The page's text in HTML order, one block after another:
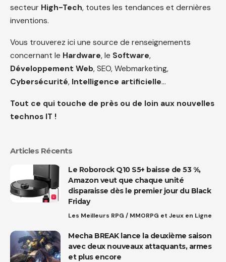
secteur High-Tech, toutes les tendances et dernières
inventions.
Vous trouverez ici une source de renseignements
concernant le Hardware, le Software,
Développement Web, SEO, Webmarketing,
Cybersécurité, Intelligence artificielle…
Tout ce qui touche de près ou de loin aux nouvelles
technos IT !
Articles Récents
Le Roborock Q10 S5+ baisse de 53 %,
Amazon veut que chaque unité
disparaisse dès le premier jour du Black
Friday
Les Meilleurs RPG / MMORPG et Jeux en Ligne
Mecha BREAK lance la deuxième saison
avec deux nouveaux attaquants, armes
et plus encore